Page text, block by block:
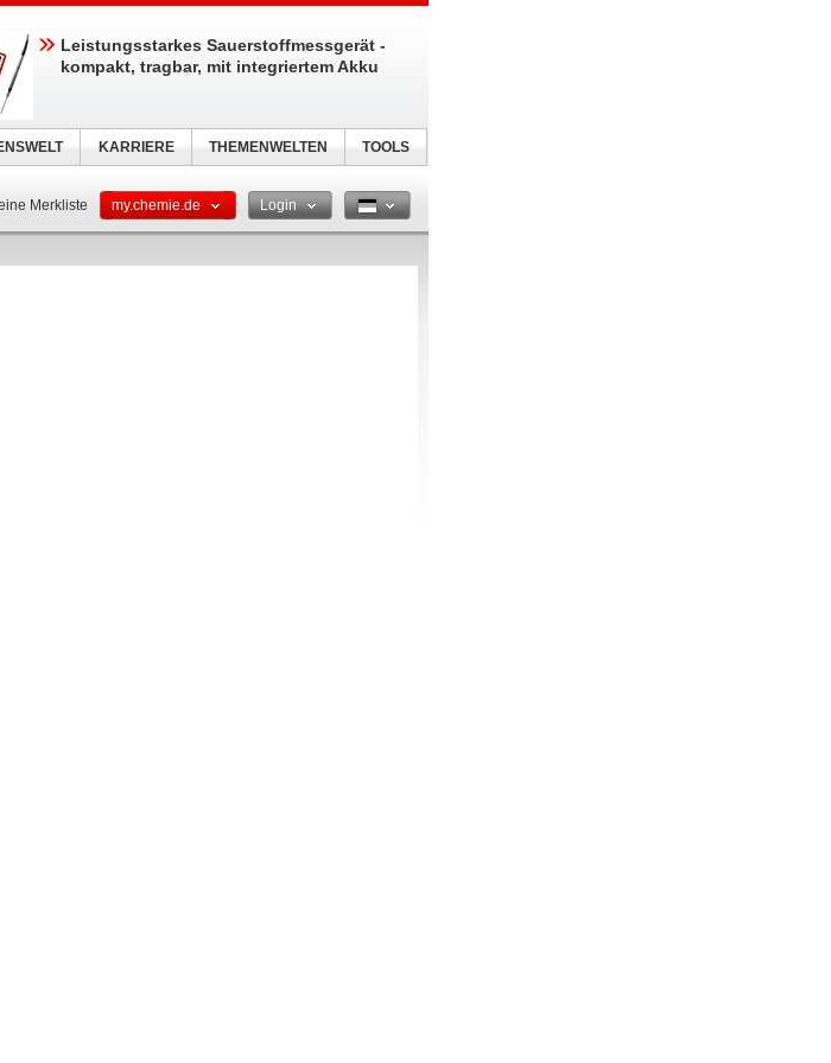
Merkliste my.chemie.de Login
Leistungsstarkes Sauerstoffmessgerät -
kompakt, tragbar, mit integriertem Akku
KARRIERE THEMENWELTEN TOOLS